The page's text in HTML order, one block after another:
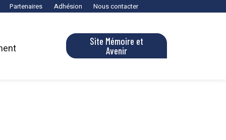
Partenaires Adhésion Nous contacter
Site Mémoire et
Avenir